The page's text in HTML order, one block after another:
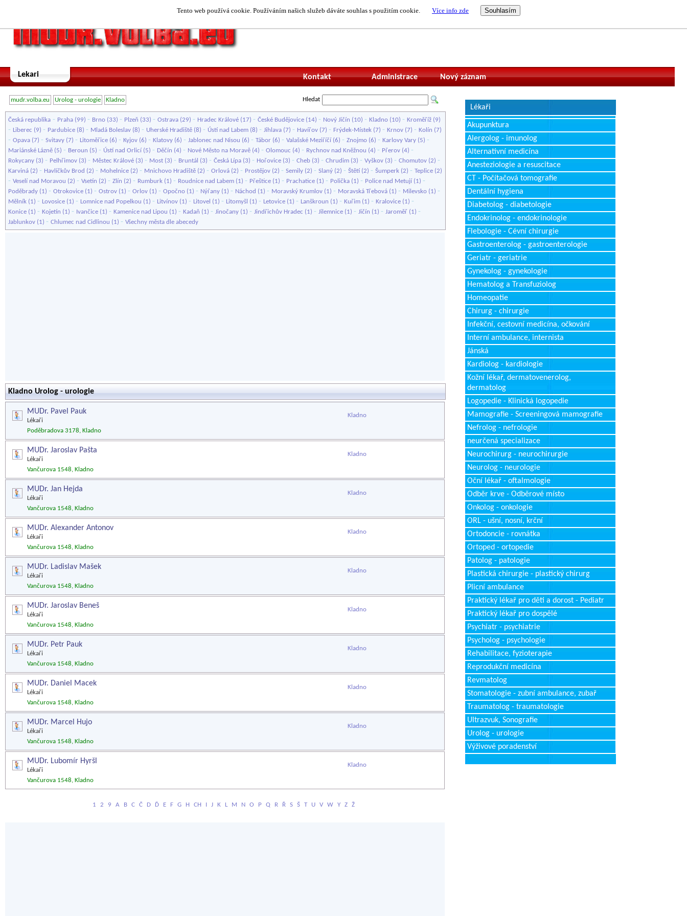
Tento web používá cookie. Používáním našich služeb dáváte souhlas s použitím cookie. Více info zde
Lekari Nový záznam
Administrace
Kontakt
mudr.volba.eu Urolog - urologie Kladno Hledat
Česká republika - Praha (99) - Brno (33) - Plzeň (33) - Ostrava (29) - Hradec Králové (17) - České Budějovice (14) - Nový Jičín (10) - Kladno (10) - Kroměříž (9)
- Liberec (9) - Pardubice (8) - Mladá Boleslav (8) - Uherské Hradiště (8) - Ústí nad Labem (8) - Jihlava (7) - Havířov (7) - Frýdek-Místek (7) - Krnov (7) - Kolín (7)
- Opava (7) - Svitavy (7) - Litoměřice (6) - Kyjov (6) - Klatovy (6) - Jablonec nad Nisou (6) - Tábor (6) - Valašské Meziříčí (6) - Znojmo (6) - Karlovy Vary (5) -
Mariánské Lázně (5) - Beroun (5) - Ústí nad Orlicí (5) - Děčín (4) - Nové Město na Moravě (4) - Olomouc (4) - Rychnov nad Kněžnou (4) - Přerov (4) -
Rokycany (3) - Pelhřimov (3) - Městec Králové (3) - Most (3) - Bruntál (3) - Česká Lípa (3) - Hořovice (3) - Cheb (3) - Chrudim (3) - Vyškov (3) - Chomutov (2) -
Karviná (2) - Havlíčkův Brod (2) - Mohelnice (2) - Mnichovo Hradiště (2) - Orlová (2) - Prostějov (2) - Semily (2) - Slaný (2) - Štětí (2) - Šumperk (2) - Teplice (2)
- Veselí nad Moravou (2) - Vsetín (2) - Zlín (2) - Rumburk (1) - Roudnice nad Labem (1) - Přeštice (1) - Prachatice (1) - Polička (1) - Police nad Metují (1) -
Poděbrady (1) - Otrokovice (1) - Ostrov (1) - Orlov (1) - Opočno (1) - Nýřany (1) - Náchod (1) - Moravský Krumlov (1) - Moravská Třebová (1) - Milevsko (1) -
Mělník (1) - Lovosice (1) - Lomnice nad Popelkou (1) - Litvínov (1) - Litovel (1) - Litomyšl (1) - Letovice (1) - Lanškroun (1) - Kuřim (1) - Kralovice (1) -
Konice (1) - Kojetín (1) - Ivančice (1) - Kamenice nad Lipou (1) - Kadaň (1) - Jinočany (1) - Jindřichův Hradec (1) - Jilemnice (1) - Jičín (1) - Jaroměř (1) -
Jablunkov (1) - Chlumec nad Cidlinou (1) - Všechny města dle abecedy
Kladno Urolog - urologie
MUDr. Pavel Pauk
Lékaři
Kladno
Poděbradova 3178, Kladno
MUDr. Jaroslav Pašta
Lékaři
Kladno
Vančurova 1548, Kladno
MUDr. Jan Hejda
Lékaři
Kladno
Vančurova 1548, Kladno
MUDr. Alexander Antonov
Lékaři
Kladno
Vančurova 1548, Kladno
MUDr. Ladislav Mašek
Lékaři
Kladno
Vančurova 1548, Kladno
MUDr. Jaroslav Beneš
Lékaři
Kladno
Vančurova 1548, Kladno
MUDr. Petr Pauk
Lékaři
Kladno
Vančurova 1548, Kladno
MUDr. Daniel Macek
Lékaři
Kladno
Vančurova 1548, Kladno
MUDr. Marcel Hujo
Lékaři
Kladno
Vančurova 1548, Kladno
MUDr. Lubomír Hyršl
Lékaři
Kladno
Vančurova 1548, Kladno
1 2 9 A B C Č D Ď E F G H CH I J K L M N O P Q R Ř S Š T U V W Y Z Ž
Lékaři
Akupunktura
Alergolog - imunolog
Alternativní medicína
Anesteziologie a resuscitace
CT - Počítačová tomografie
Dentální hygiena
Diabetolog - diabetologie
Endokrinolog - endokrinologie
Flebologie - Cévní chirurgie
Gastroenterolog - gastroenterologie
Geriatr - geriatrie
Gynekolog - gynekologie
Hematolog a Transfuziolog
Homeopatie
Chirurg - chirurgie
Infekční, cestovní medicína, očkování
Interní ambulance, internista
Jánská
Kardiolog - kardiologie
Kožní lékař, dermatovenerolog,
dermatolog
Logopedie - Klinická logopedie
Mamografie - Screeningová mamografie
Nefrolog - nefrologie
neurčená specializace
Neurochirurg - neurochirurgie
Neurolog - neurologie
Oční lékař - oftalmologie
Odběr krve - Odběrové místo
Onkolog - onkologie
ORL - ušní, nosní, krční
Ortodoncie - rovnátka
Ortoped - ortopedie
Patolog - patologie
Plastická chirurgie - plastický chirurg
Plicní ambulance
Praktický lékař pro děti a dorost - Pediatr
Praktický lékař pro dospělé
Psychiatr - psychiatrie
Psycholog - psychologie
Rehabilitace, fyzioterapie
Reprodukční medicína
Revmatolog
Stomatologie - zubní ambulance, zubař
Traumatolog - traumatologie
Ultrazvuk, Sonografie
Urolog - urologie
Výživové poradenství